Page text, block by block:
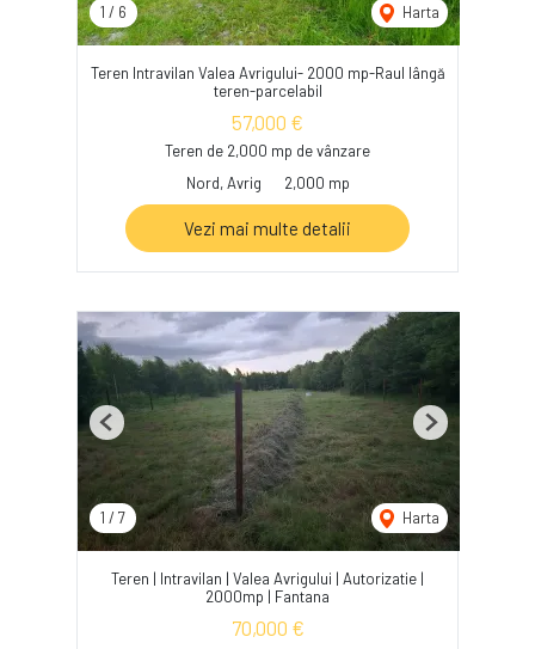
1 / 6 Harta
Teren Intravilan Valea Avrigului- 2000 mp-Raul lângă
teren-parcelabil
57,000 €
Teren de 2,000 mp de vânzare
Nord, Avrig
2,000 mp
Vezi mai multe detalii
1 / 7 Harta
Previous Next
Teren | Intravilan | Valea Avrigului | Autorizatie |
2000mp | Fantana
70,000 €